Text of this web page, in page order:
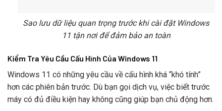
Sao lưu dữ liệu quan trọng trước khi cài đặt Windows
11 tận nơi để đảm bảo an toàn
Kiểm Tra Yêu Cầu Cấu Hình Của Windows 11
Windows 11 có những yêu cầu về cấu hình khá “khó tính”
hơn các phiên bản trước. Dù bạn gọi dịch vụ, việc biết trước
máy có đủ điều kiện hay không cũng giúp bạn chủ động hơn.